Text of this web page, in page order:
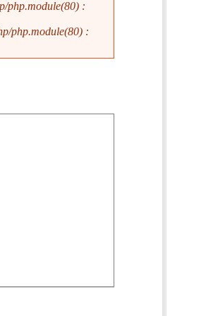
php.module(80) :
php.module(80) :